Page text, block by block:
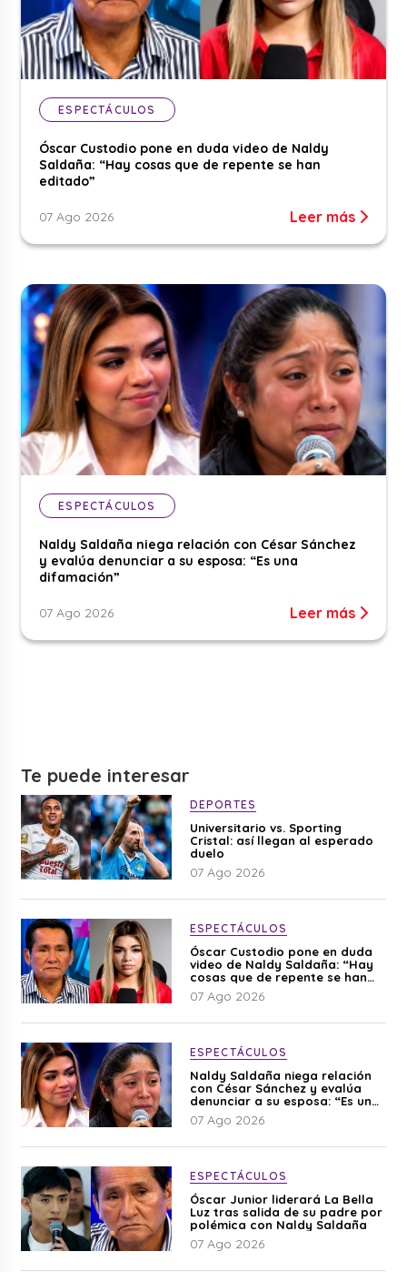
ESPECTÁCULOS
Óscar Custodio pone en duda video de Naldy
Saldaña: “Hay cosas que de repente se han
editado”
07 Ago 2026 Leer más
ESPECTÁCULOS
Naldy Saldaña niega relación con César Sánchez
y evalúa denunciar a su esposa: “Es una
difamación”
07 Ago 2026 Leer más
Te puede interesar
DEPORTES
Universitario vs. Sporting
Cristal: así llegan al esperado
duelo
07 Ago 2026
ESPECTÁCULOS
Óscar Custodio pone en duda
video de Naldy Saldaña: “Hay
cosas que de repente se han
editado”
07 Ago 2026
ESPECTÁCULOS
Naldy Saldaña niega relación
con César Sánchez y evalúa
denunciar a su esposa: “Es una
difamación”
07 Ago 2026
ESPECTÁCULOS
Óscar Junior liderará La Bella
Luz tras salida de su padre por
polémica con Naldy Saldaña
07 Ago 2026